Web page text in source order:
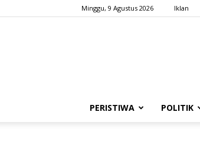
Minggu, 9 Agustus 2026 Iklan
PERISTIWA POLITIK